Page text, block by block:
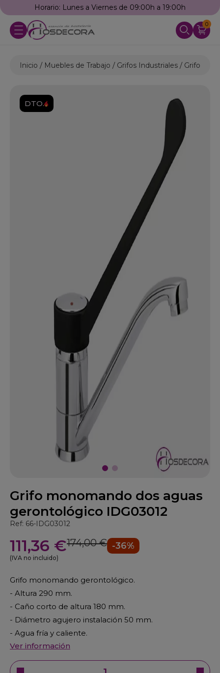
Horario: Lunes a Viernes de 09:00h a 19:00h
0
Inicio Muebles de Trabajo Grifos Industriales Grifos
DTO.
Grifo monomando dos aguas
gerontológico IDG03012
Ref: 66-IDG03012
111,36 €174,00 € -36%
(IVA no incluido)
Grifo monomando gerontológico.
- Altura 290 mm.
- Caño corto de altura 180 mm.
- Diámetro agujero instalación 50 mm.
- Agua fría y caliente.
Ver información